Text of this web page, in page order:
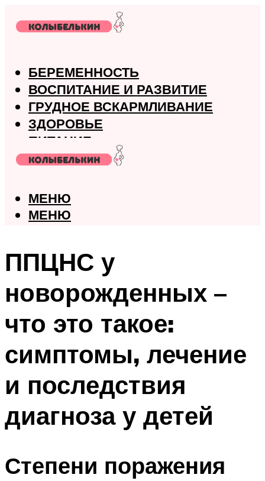
БЕРЕМЕННОСТЬ
ВОСПИТАНИЕ И РАЗВИТИЕ
ГРУДНОЕ ВСКАРМЛИВАНИЕ
ЗДОРОВЬЕ
ПИТАНИЕ
РОДЫ
МЕНЮ
МЕНЮ
ППЦНС у
новорожденных –
что это такое:
симптомы, лечение
и последствия
диагноза у детей
Степени поражения